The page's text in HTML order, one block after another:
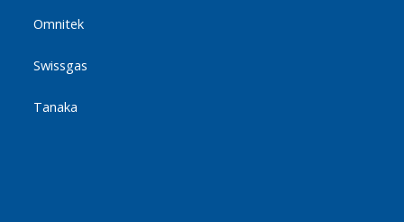
Omnitek
Swissgas
Tanaka